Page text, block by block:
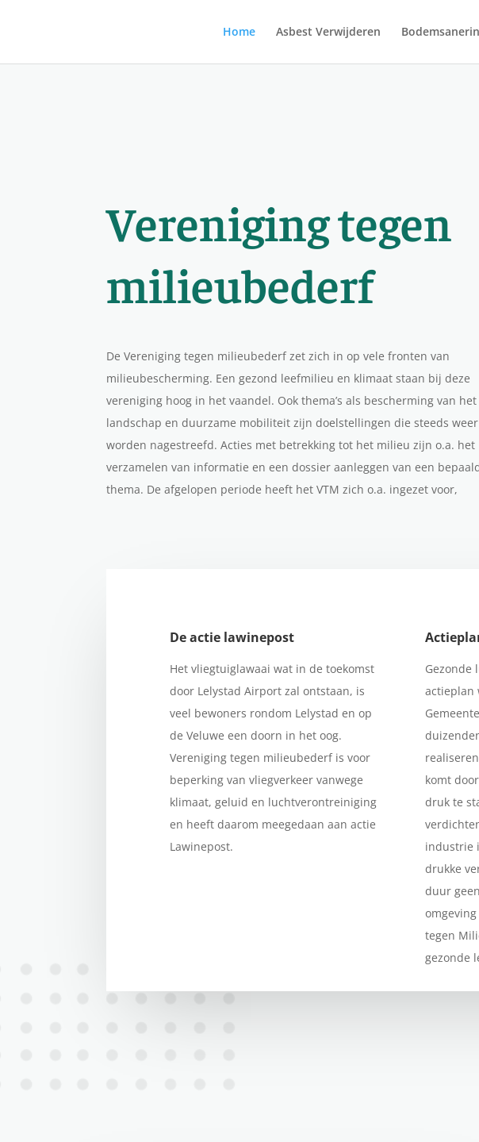
Home Asbest Verwijderen
Vereniging tegen
milieubederf
De Vereniging tegen milieubederf zet zich in op vele fronten van
milieubescherming. Een gezond leefmilieu en klimaat staan bij deze
vereniging hoog in het vaandel. Ook thema’s als bescherming van het
landschap en duurzame mobiliteit zijn doelstellingen die steeds weer
worden nagestreefd. Acties met betrekking tot het milieu zijn o.a. het
verzamelen van informatie en een dossier aanleggen van een
thema. De afgelopen periode heeft het VTM zich o.a. ingezet voor,
De actie lawinepost
Het vliegtuiglawaai wat in de toekomst
door Lelystad Airport zal ontstaan, is
veel bewoners rondom Lelystad en op
de Veluwe een doorn in het oog.
Vereniging tegen milieubederf is voor
beperking van vliegverkeer vanwege
klimaat, geluid en luchtverontreiniging
en heeft daarom meegedaan aan actie
Lawinepost.
Gezonde
actieplan
komt
druk te
industrie
drukke
duur
tegen
gezonde